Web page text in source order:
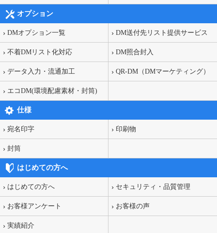
オプション
DMオプション一覧 DM送付先リスト提供サービス
不着DMリスト化対応 DM照合封入
データ入力・流通加工 QR-DM（DMマーケティング）
エコDM(環境配慮素材・封筒)
仕様
宛名印字 印刷物
封筒
はじめての方へ
はじめての方へ セキュリティ・品質管理
お客様アンケート お客様の声
実績紹介